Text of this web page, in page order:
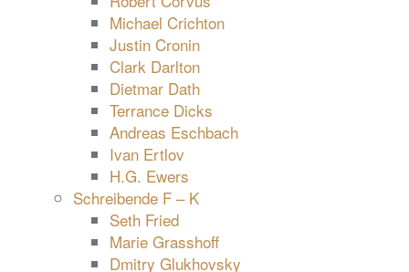
Michael Crichton
Justin Cronin
Clark Darlton
Dietmar Dath
Terrance Dicks
Andreas Eschbach
Ivan Ertlov
H.G. Ewers
Schreibende F – K
Seth Fried
Marie Grasshoff
Dmitry Glukhovsky